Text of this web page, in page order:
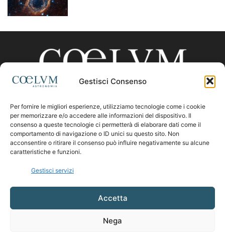
Gestisci Consenso
Per fornire le migliori esperienze, utilizziamo tecnologie come i cookie
per memorizzare e/o accedere alle informazioni del dispositivo. Il
consenso a queste tecnologie ci permetterà di elaborare dati come il
comportamento di navigazione o ID unici su questo sito. Non
acconsentire o ritirare il consenso può influire negativamente su alcune
caratteristiche e funzioni.
Gestisci servizi
Accetta
Nega
CHI SIAMO
Contattaci:coelumastro@coelum.com